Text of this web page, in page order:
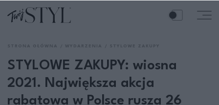
STYLOWE ZAKUPY: wiosna
2021. Największa akcja
rabatowa w Polsce rusza 26